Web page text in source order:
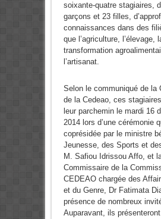
soixante-quatre stagiaires,
garçons et 23 filles,
connaissances dans des
que l’agriculture, l’élevage,
transformation
l’artisanat.
Selon le communiqué de la
de la Cedeao, ces
leur parchemin le mardi 16
2014 lors d’une cérémonie
coprésidée par le ministre
Jeunesse, des Sports et
M. Safiou Idrissou Affo, et
Commissaire de la
CEDEAO chargée des
et du Genre, Dr Fatimata
présence de nombreux
Auparavant, ils